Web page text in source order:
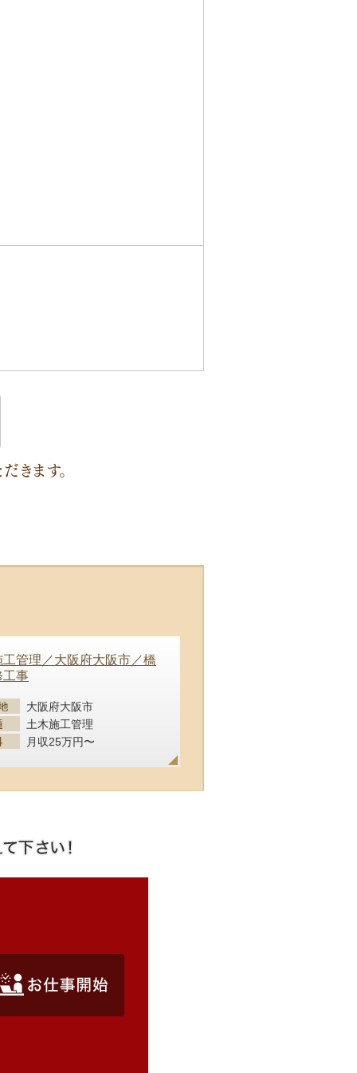
工管理／大阪府大阪市／橋
工事
大阪府大阪市
土木施工管理
月収25万円〜